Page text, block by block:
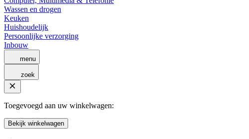
Wassen en drogen
Keuken
Huishoudelijk
Persoonlijke verzorging
Inbouw
menu
zoek
Toegevoegd aan uw winkelwagen:
Bekijk winkelwagen